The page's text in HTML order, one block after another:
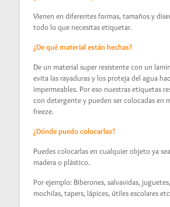
Vienen en diferentes formas, tamaños y
todo lo que necesitas etiquetar.
¿De qué material están hechas?
De un material super resistente con un
evita las rayaduras y los proteja del agua
impermeables. Por eso nuestras etiquetas
con detergente y pueden ser colocadas en
freeze.
¿Dónde puedo colocarlas?
Puedes colocarlas en cualquier objeto ya
madera o plástico.
Por ejemplo: Biberones, salvavidas,
mochilas, tapers, lápices, útiles escolares